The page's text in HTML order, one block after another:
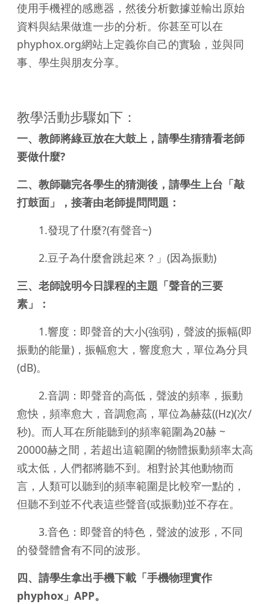
使用手機裡的感應器，然後分析數據並輸出原始
資料與結果做進一步的分析。你甚至可以在
phyphox.org網站上定義你自己的實驗，並與同
事、學生與朋友分享。
教學活動步驟如下：
一、教師將綠豆放在大鼓上，請學生猜猜看老師
要做什麼?
二、教師聽完各學生的猜測後，請學生上台「敲
打鼓面」，接著由老師提問問題：
1.發現了什麼?(有聲音~)
2.豆子為什麼會跳起來？」(因為振動)
三、老師說明今日課程的主題「聲音的三要
素」：
1.響度：即聲音的大小(強弱)，聲波的振幅(即
振動的能量)，振幅愈大，響度愈大，單位為分貝
(dB)。
2.音調：即聲音的高低，聲波的頻率，振動
愈快，頻率愈大，音調愈高，單位為赫茲((Hz)(次/
秒)。而人耳在所能聽到的頻率範圍為20赫 ~
20000赫之間，若超出這範圍的物體振動頻率太高
或太低，人們都將聽不到。相對於其他動物而
言，人類可以聽到的頻率範圍是比較窄一點的，
但聽不到並不代表這些聲音(或振動)並不存在。
3.音色：即聲音的特色，聲波的波形，不同
的發聲體會有不同的波形。
四、請學生拿出手機下載「手機物理實作
phyphox」APP。